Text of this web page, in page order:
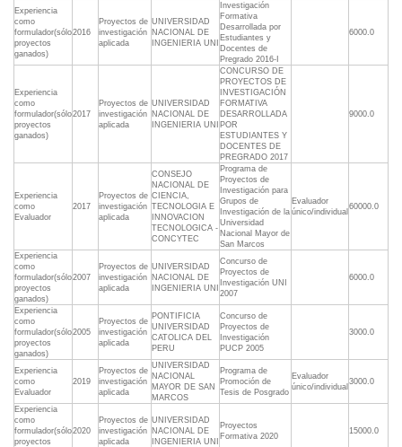
Experiencia
como
formulador(sólo
proyectos
ganados)
2016
Proyectos de
investigación
aplicada
UNIVERSIDAD
NACIONAL DE
INGENIERIA UNI
Investigación
Formativa
Desarrollada por
Estudiantes y
Docentes de
Pregrado 2016-I
6000.0
Experiencia
como
formulador(sólo
proyectos
ganados)
2017
Proyectos de
investigación
aplicada
UNIVERSIDAD
NACIONAL DE
INGENIERIA UNI
CONCURSO DE
PROYECTOS DE
INVESTIGACIÓN
FORMATIVA
DESARROLLADA
POR
ESTUDIANTES Y
DOCENTES DE
PREGRADO 2017
9000.0
Experiencia
como
Evaluador
2017
Proyectos de
investigación
aplicada
CONSEJO
NACIONAL DE
CIENCIA,
TECNOLOGIA E
INNOVACION
TECNOLOGICA -
CONCYTEC
Programa de
Proyectos de
Investigación para
Grupos de
Investigación de la
Universidad
Nacional Mayor de
San Marcos
Evaluador
único/individual
60000.0
Experiencia
como
formulador(sólo
proyectos
ganados)
2007
Proyectos de
investigación
aplicada
UNIVERSIDAD
NACIONAL DE
INGENIERIA UNI
Concurso de
Proyectos de
Investigación UNI
2007
6000.0
Experiencia
como
formulador(sólo
proyectos
ganados)
2005
Proyectos de
investigación
aplicada
PONTIFICIA
UNIVERSIDAD
CATOLICA DEL
PERU
Concurso de
Proyectos de
Investigación
PUCP 2005
3000.0
Experiencia
como
Evaluador
2019
Proyectos de
investigación
aplicada
UNIVERSIDAD
NACIONAL
MAYOR DE SAN
MARCOS
Programa de
Promoción de
Tesis de Posgrado
Evaluador
único/individual
3000.0
Experiencia
como
formulador(sólo
proyectos
2020
Proyectos de
investigación
aplicada
UNIVERSIDAD
NACIONAL DE
INGENIERIA UNI
Proyectos
Formativa 2020
15000.0